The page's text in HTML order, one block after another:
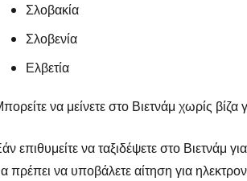
Σλοβακία
Σλοβενία
Ελβετία
να μείνετε στο Βιετνάμ χωρίς βίζα
επιθυμείτε να ταξιδέψετε στο Βιετνάμ
πρέπει να υποβάλετε αίτηση για